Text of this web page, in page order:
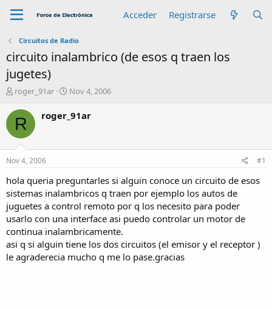
Acceder Registrarse
Circuitos de Radio
circuito inalambrico (de esos q traen los
jugetes)
A
t
o
r
roger_91ar
F
c
h
n
c
i
o
Nov 4, 2006
R roger_91ar
Nov 4, 2006 #1
hola queria preguntarles si alguin conoce un circuito de esos
sistemas inalambricos q traen por ejemplo los autos de
juguetes a control remoto por q los necesito para poder
usarlo con una interface asi puedo controlar un motor de
continua inalambricamente.
asi q si alguin tiene los dos circuitos (el emisor y el receptor )
le agraderecia mucho q me lo pase.gracias